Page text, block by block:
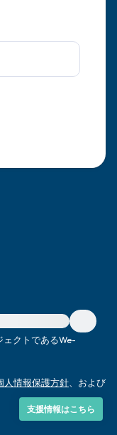
訪問ください。
ェクトであるWe-
人情報保護方針 、および
支援情報はこちら
を開けて周